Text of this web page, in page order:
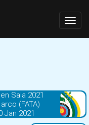
Sala 2021
(FATA)
Jan 2021